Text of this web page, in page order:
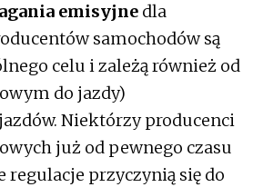
emisyjne dla
samochodów są
celu i zależą również od
do jazdy)
Niektórzy producenci
już od pewnego czasu
regulacje przyczynią się do